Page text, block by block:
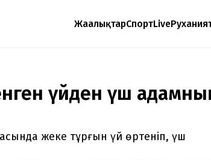
ЖаңалықтарСпортLive
үйден үш
жеке тұрғын үй өртеніп, үш